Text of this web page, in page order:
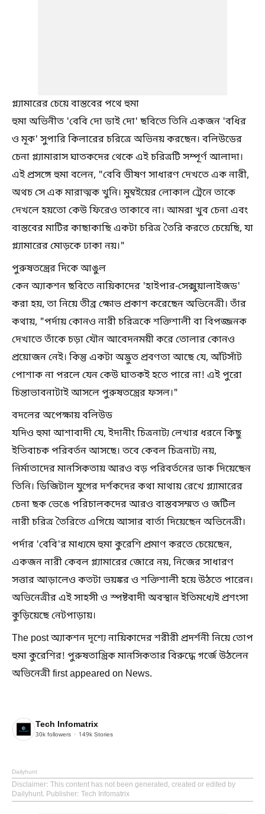
গ্ল্যামারের চেয়ে বাস্তবের পথে হুমা
হুমা অভিনীত 'বেবি দো ডাই দো' ছবিতে তিনি একজন 'বধির
ও মূক' সুপারি কিলারের চরিত্রে অভিনয় করছেন। বলিউডের
চেনা গ্ল্যামারাস ঘাতকদের থেকে এই চরিত্রটি সম্পূর্ণ আলাদা।
এই প্রসঙ্গে হুমা বলেন, "বেবি ভীষণ সাধারণ দেখতে এক নারী,
অথচ সে এক মারাত্মক খুনি। মুম্বইয়ের লোকাল ট্রেনে তাকে
দেখলে হয়তো কেউ ফিরেও তাকাবে না। আমরা খুব চেনা এবং
বাস্তবের মাটির কাছাকাছি একটা চরিত্র তৈরি করতে চেয়েছি, যা
গ্ল্যামারের মোড়কে ঢাকা নয়।"
পুরুষতন্ত্রের দিকে আঙুল
কেন অ্যাকশন ছবিতে নায়িকাদের 'হাইপার-সেক্সুয়ালাইজড'
করা হয়, তা নিয়ে তীব্র ক্ষোভ প্রকাশ করেছেন অভিনেত্রী। তাঁর
কথায়, "পর্দায় কোনও নারী চরিত্রকে শক্তিশালী বা বিপজ্জনক
দেখাতে তাঁকে চড়া যৌন আবেদনময়ী করে তোলার কোনও
প্রয়োজন নেই। কিন্তু একটা অদ্ভুত প্রবণতা আছে যে, আঁটসাঁট
পোশাক না পরলে যেন কেউ ঘাতকই হতে পারে না! এই পুরো
চিন্তাভাবনাটাই আসলে পুরুষতন্ত্রের ফসল।"
বদলের অপেক্ষায় বলিউড
যদিও হুমা আশাবাদী যে, ইদানীং চিত্রনাট্য লেখার ধরনে কিছু
ইতিবাচক পরিবর্তন আসছে। তবে কেবল চিত্রনাট্য নয়,
নির্মাতাদের মানসিকতায় আরও বড় পরিবর্তনের ডাক দিয়েছেন
তিনি। ডিজিটাল যুগের দর্শকদের কথা মাথায় রেখে গ্ল্যামারের
চেনা ছক ভেঙে পরিচালকদের আরও বাস্তবসম্মত ও জটিল
নারী চরিত্র তৈরিতে এগিয়ে আসার বার্তা দিয়েছেন অভিনেত্রী।
পর্দার 'বেবি'র মাধ্যমে হুমা কুরেশি প্রমাণ করতে চেয়েছেন,
একজন নারী কেবল গ্ল্যামারের জোরে নয়, নিজের সাধারণ
সত্তার আড়ালেও কতটা ভয়ঙ্কর ও শক্তিশালী হয়ে উঠতে পারেন।
অভিনেত্রীর এই সাহসী ও স্পষ্টবাদী অবস্থান ইতিমধ্যেই প্রশংসা
কুড়িয়েছে নেটপাড়ায়।
The post অ্যাকশন দৃশ্যে নায়িকাদের শরীরী প্রদর্শনী নিয়ে তোপ
হুমা কুরেশির! পুরুষতান্ত্রিক মানসিকতার বিরুদ্ধে গর্জে উঠলেন
অভিনেত্রী first appeared on News.
Tech Infomatrix
30k followers 149k Stories
Dailyhunt
Disclaimer: This content has not been generated, created or edited by
Dailyhunt. Publisher: Tech Infomatrix